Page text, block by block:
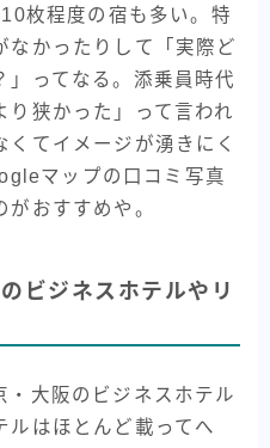
枚程度の宿も多い。特
なかったりして「実際ど
」ってなる。添乗員時代
り狭かった」って言われ
てイメージが湧きにく
マップの口コミ写真
おすすめや。
ビジネスホテルやリ
・大阪のビジネスホテル
ルはほとんど載ってへ